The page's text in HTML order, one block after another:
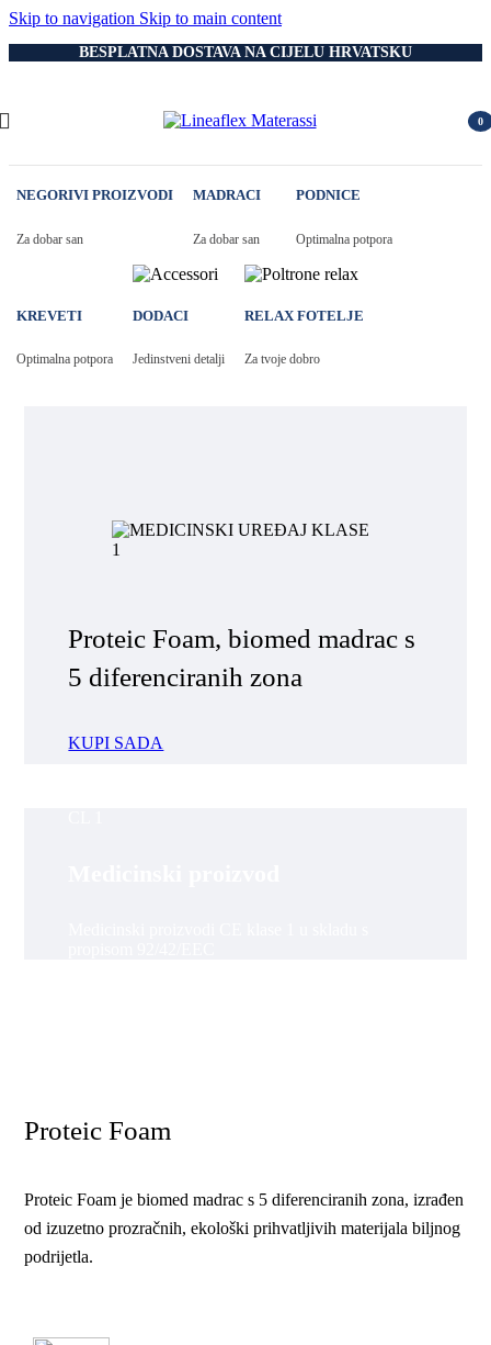
Skip to navigation Skip to main content
BESPLATNA DOSTAVA NA CIJELU HRVATSKU
0
NEGORIVI PROIZVODI
Za dobar san
MADRACI
Za dobar san
PODNICE
Optimalna potpora
KREVETI
Optimalna potpora
DODACI
Jedinstveni detalji
RELAX FOTELJE
Za tvoje dobro
Proteic Foam, biomed madrac s
5 diferenciranih zona
KUPI SADA
Proteic Foam
Proteic Foam je biomed madrac s 5 diferenciranih zona, izrađen
od izuzetno prozračnih, ekološki prihvatljivih materijala biljnog
podrijetla.